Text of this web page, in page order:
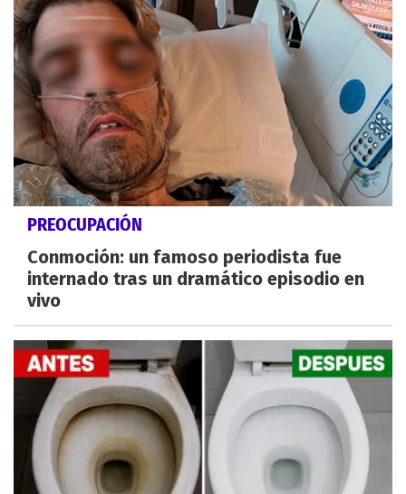
PREOCUPACIÓN
Conmoción: un famoso periodista fue
internado tras un dramático episodio en
vivo